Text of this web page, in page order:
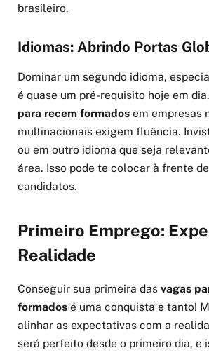
brasileiro.
Idiomas: Abrindo Portas
Dominar um segundo idioma,
é quase um pré-requisito hoje em
para recem formados em empresas
multinacionais exigem fluência.
ou em outro idioma que seja
área. Isso pode te colocar à frente
candidatos.
Primeiro Emprego:
Realidade
Conseguir sua primeira das vagas
formados é uma conquista e tanto!
alinhar as expectativas com a
será perfeito desde o primeiro dia, e